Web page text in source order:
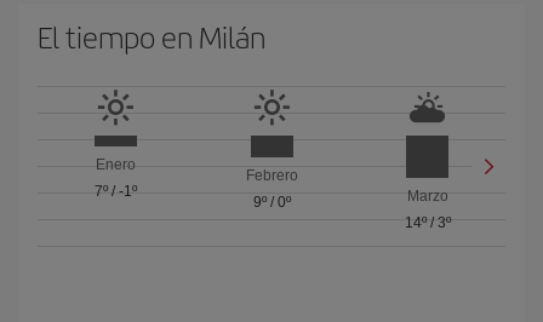
El tiempo en Milán
Enero
7º/ -1º
Febrero
9º/ 0º
Marzo
14º/ 3º